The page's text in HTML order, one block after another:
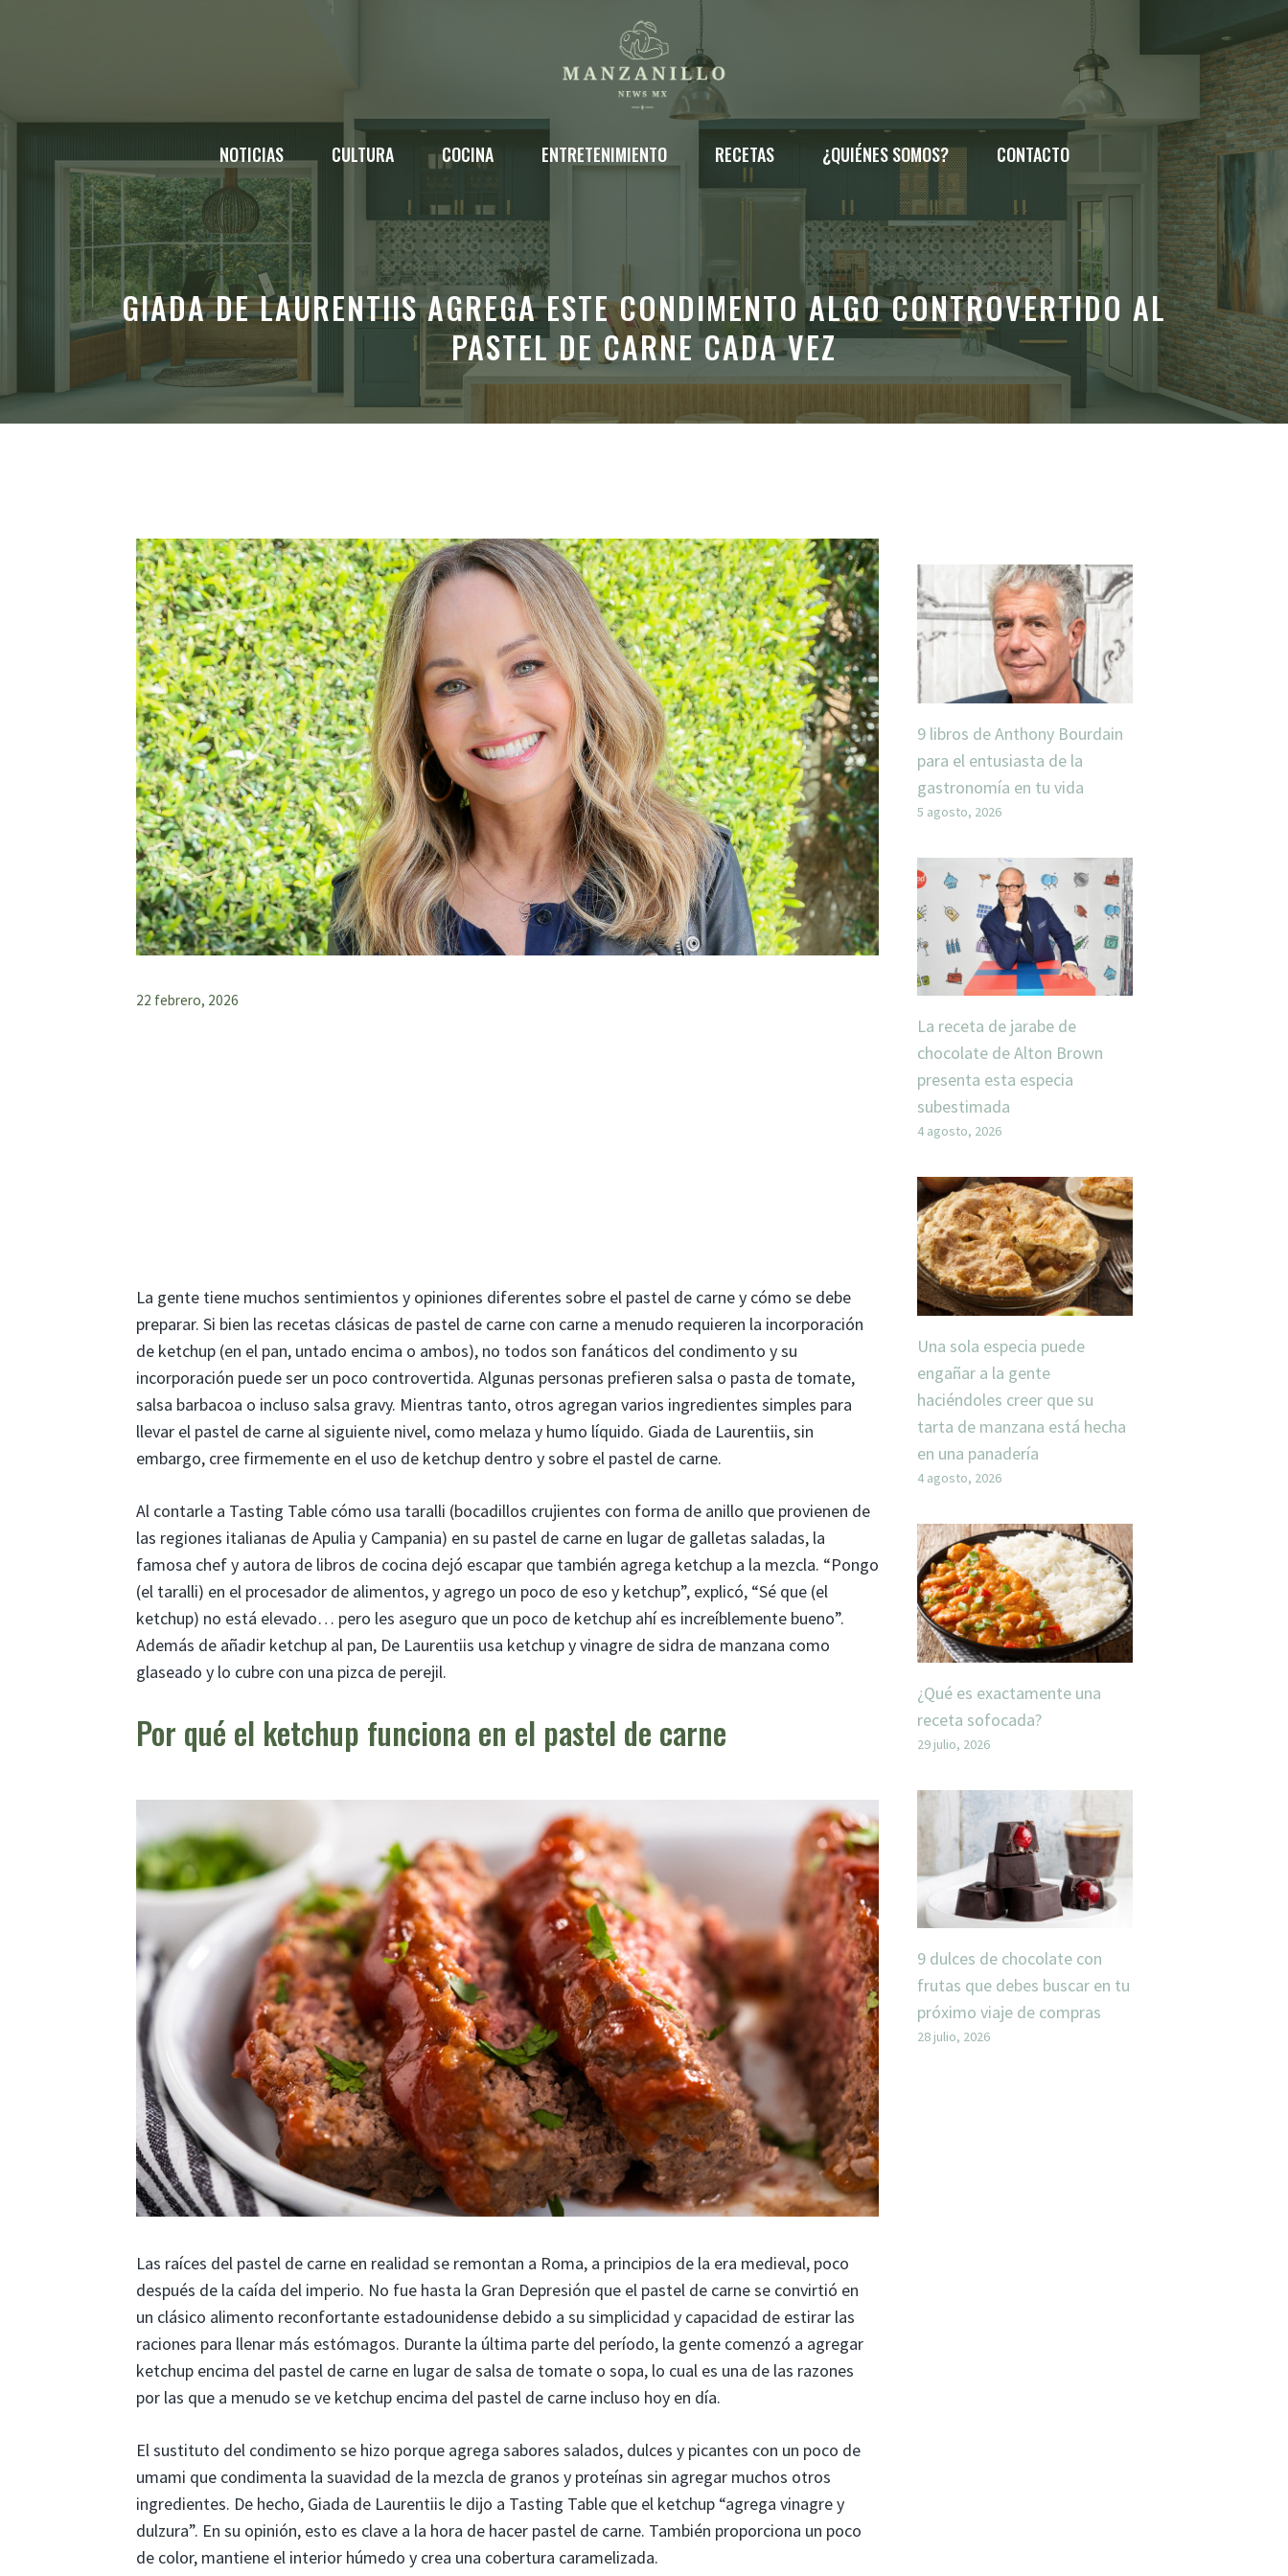
NOTICIAS CULTURA COCINA ENTRETENIMIENTO RECETAS ¿QUIÉNES SOMOS? CONTACTO
GIADA DE LAURENTIIS AGREGA ESTE CONDIMENTO ALGO CONTROVERTIDO AL
PASTEL DE CARNE CADA VEZ
22 febrero, 2026
La gente tiene muchos sentimientos y opiniones diferentes sobre el pastel de carne y cómo se debe
preparar. Si bien las recetas clásicas de pastel de carne con carne a menudo requieren la incorporación
de ketchup (en el pan, untado encima o ambos), no todos son fanáticos del condimento y su
incorporación puede ser un poco controvertida. Algunas personas prefieren salsa o pasta de tomate,
salsa barbacoa o incluso salsa gravy. Mientras tanto, otros agregan varios ingredientes simples para
llevar el pastel de carne al siguiente nivel, como melaza y humo líquido. Giada de Laurentiis, sin
embargo, cree firmemente en el uso de ketchup dentro y sobre el pastel de carne.
Al contarle a Tasting Table cómo usa taralli (bocadillos crujientes con forma de anillo que provienen de
las regiones italianas de Apulia y Campania) en su pastel de carne en lugar de galletas saladas, la
famosa chef y autora de libros de cocina dejó escapar que también agrega ketchup a la mezcla. “Pongo
(el taralli) en el procesador de alimentos, y agrego un poco de eso y ketchup”, explicó, “Sé que (el
ketchup) no está elevado… pero les aseguro que un poco de ketchup ahí es increíblemente bueno”.
Además de añadir ketchup al pan, De Laurentiis usa ketchup y vinagre de sidra de manzana como
glaseado y lo cubre con una pizca de perejil.
Por qué el ketchup funciona en el pastel de carne
Las raíces del pastel de carne en realidad se remontan a Roma, a principios de la era medieval, poco
después de la caída del imperio. No fue hasta la Gran Depresión que el pastel de carne se convirtió en
un clásico alimento reconfortante estadounidense debido a su simplicidad y capacidad de estirar las
raciones para llenar más estómagos. Durante la última parte del período, la gente comenzó a agregar
ketchup encima del pastel de carne en lugar de salsa de tomate o sopa, lo cual es una de las razones
por las que a menudo se ve ketchup encima del pastel de carne incluso hoy en día.
El sustituto del condimento se hizo porque agrega sabores salados, dulces y picantes con un poco de
umami que condimenta la suavidad de la mezcla de granos y proteínas sin agregar muchos otros
ingredientes. De hecho, Giada de Laurentiis le dijo a Tasting Table que el ketchup “agrega vinagre y
dulzura”. En su opinión, esto es clave a la hora de hacer pastel de carne. También proporciona un poco
de color, mantiene el interior húmedo y crea una cobertura caramelizada.
9 libros de Anthony Bourdain
para el entusiasta de la
gastronomía en tu vida
5 agosto, 2026
La receta de jarabe de
chocolate de Alton Brown
presenta esta especia
subestimada
4 agosto, 2026
Una sola especia puede
engañar a la gente
haciéndoles creer que su
tarta de manzana está hecha
en una panadería
4 agosto, 2026
¿Qué es exactamente una
receta sofocada?
29 julio, 2026
9 dulces de chocolate con
frutas que debes buscar en tu
próximo viaje de compras
28 julio, 2026